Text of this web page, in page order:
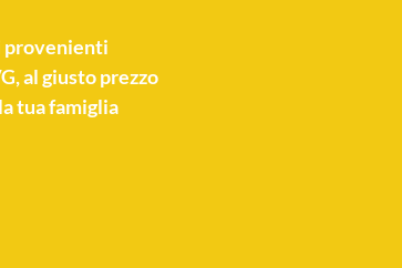
provenienti
al giusto prezzo
tua famiglia